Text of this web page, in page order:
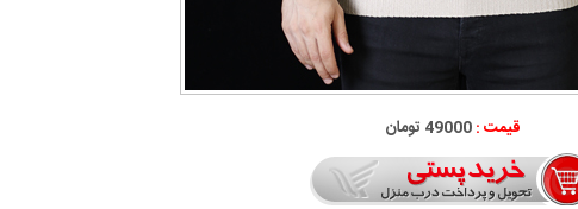
قیمت :49000 تومان